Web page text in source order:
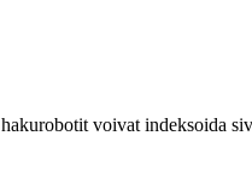
voivat indeksoida